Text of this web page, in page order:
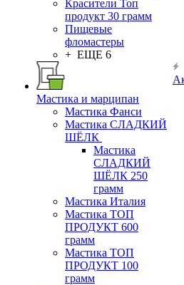
Красители Топ
продукт 30 грамм
Пищевые
фломастеры
+ ЕЩЕ 6
Мастика и марципан
Мастика Фанси
Мастика СЛАДКИЙ
ШЁЛК
Мастика
СЛАДКИЙ
ШЁЛК 250
грамм
Мастика Италия
Мастика ТОП
ПРОДУКТ 600
грамм
Мастика ТОП
ПРОДУКТ 100
грамм